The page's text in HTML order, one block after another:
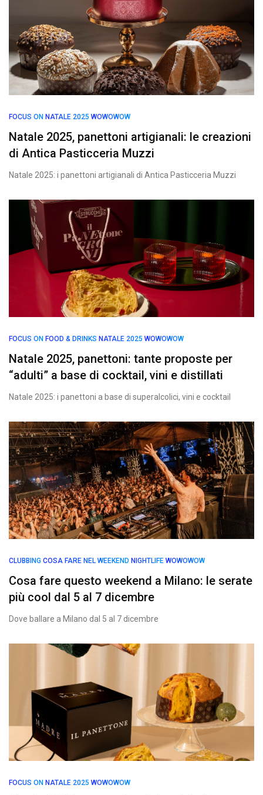
FOCUS ON NATALE 2025 WOWOWOW
Natale 2025, panettoni artigianali: le creazioni
di Antica Pasticceria Muzzi
Natale 2025: i panettoni artigianali di Antica Pasticceria Muzzi
FOCUS ON FOOD & DRINKS NATALE 2025 WOWOWOW
Natale 2025, panettoni: tante proposte per
“adulti” a base di cocktail, vini e distillati
Natale 2025: i panettoni a base di superalcolici, vini e cocktail
CLUBBING COSA FARE NEL WEEKEND NIGHTLIFE WOWOWOW
Cosa fare questo weekend a Milano: le serate
più cool dal 5 al 7 dicembre
Dove ballare a Milano dal 5 al 7 dicembre
FOCUS ON NATALE 2025 WOWOWOW